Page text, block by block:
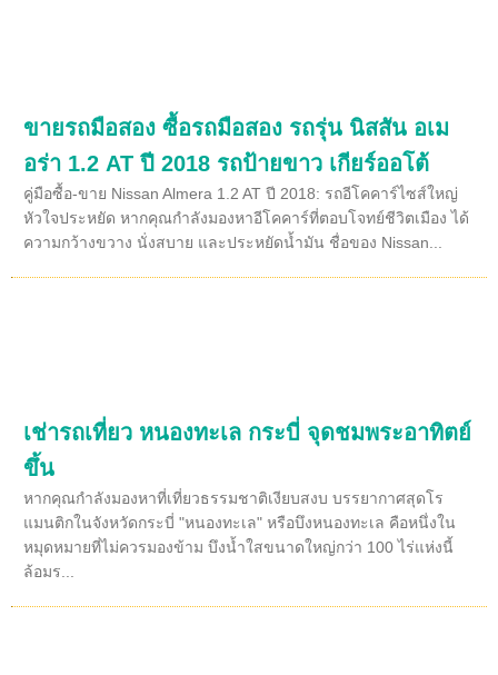
ขายรถมือสอง ซื้อรถมือสอง รถรุ่น นิสสัน อเม
อร่า 1.2 AT ปี 2018 รถป้ายขาว เกียร์ออโต้
คู่มือซื้อ-ขาย Nissan Almera 1.2 AT ปี 2018: รถอีโคคาร์ไซส์ใหญ่
หัวใจประหยัด หากคุณกำลังมองหาอีโคคาร์ที่ตอบโจทย์ชีวิตเมือง ได้
ความกว้างขวาง นั่งสบาย และประหยัดน้ำมัน ชื่อของ Nissan...
เช่ารถเที่ยว หนองทะเล กระบี่ จุดชมพระอาทิตย์
ขึ้น
หากคุณกำลังมองหาที่เที่ยวธรรมชาติเงียบสงบ บรรยากาศสุดโร
แมนติกในจังหวัดกระบี่ "หนองทะเล" หรือบึงหนองทะเล คือหนึ่งใน
หมุดหมายที่ไม่ควรมองข้าม บึงน้ำใสขนาดใหญ่กว่า 100 ไร่แห่งนี้
ล้อมร...